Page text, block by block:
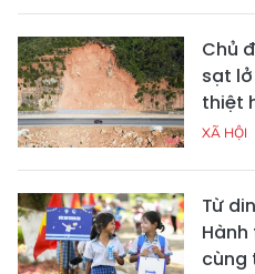
Chủ
sạt
thiệt
XÃ HỘI
Từ
cùng